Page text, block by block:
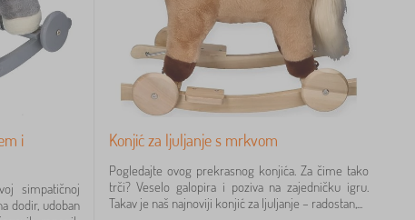
i
simpatičnoj
dodir, udoban
Konjić za ljuljanje s mrkvom
Pogledajte ovog prekrasnog konjića. Za čime tako
trči? Veselo galopira i poziva na zajedničku igru.
Takav je naš najnoviji konjić za ljuljanje – radostan,...